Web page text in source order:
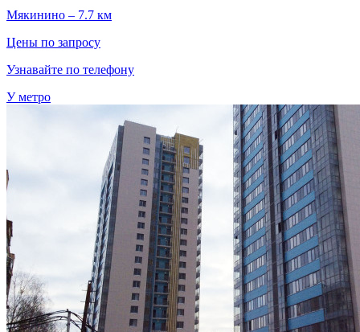
Мякинино – 7.7 км
Цены по запросу
Узнавайте по телефону
У метро